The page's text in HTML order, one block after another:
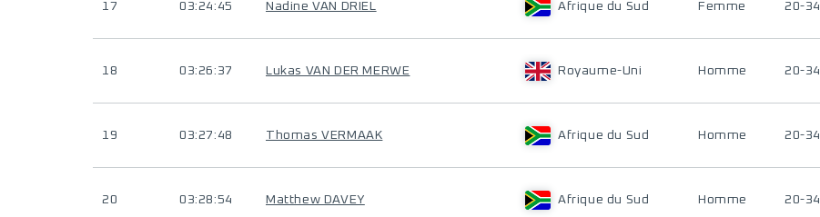
17 03:24:45 Nadine VAN DRIEL Afrique du Sud Femme 20-34
18 03:26:37 Lukas VAN DER MERWE Royaume-Uni Homme 20-34
19 03:27:48 Thomas VERMAAK Afrique du Sud Homme 20-34
20 03:28:54 Matthew DAVEY Afrique du Sud Homme 20-34